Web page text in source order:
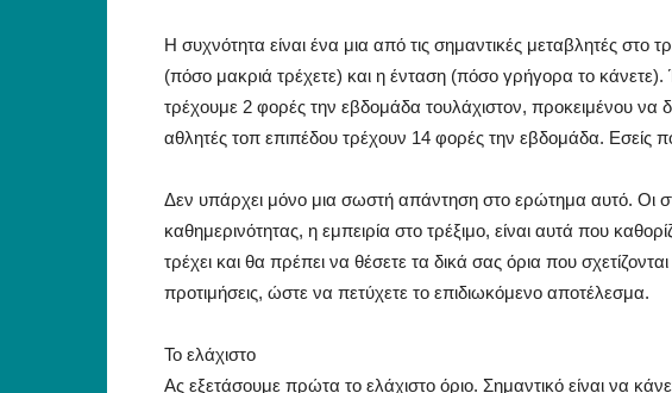
Η συχνότητα είναι ένα μια από τις σημαντικές μεταβλητές στο
(πόσο μακριά τρέχετε) και η ένταση (πόσο γρήγορα το
τρέχουμε 2 φορές την εβδομάδα τουλάχιστον, προκειμένου να
αθλητές τοπ επιπέδου τρέχουν 14 φορές την εβδομάδα. Εσείς
Δεν υπάρχει μόνο μια σωστή απάντηση στο ερώτημα αυτό. Οι
καθημερινότητας, η εμπειρία στο τρέξιμο, είναι αυτά που
τρέχει και θα πρέπει να θέσετε τα δικά σας όρια που
προτιμήσεις, ώστε να πετύχετε το επιδιωκόμενο αποτέλεσμα.
Το ελάχιστο
Ας εξετάσουμε πρώτα το ελάχιστο όριο. Σημαντικό είναι να